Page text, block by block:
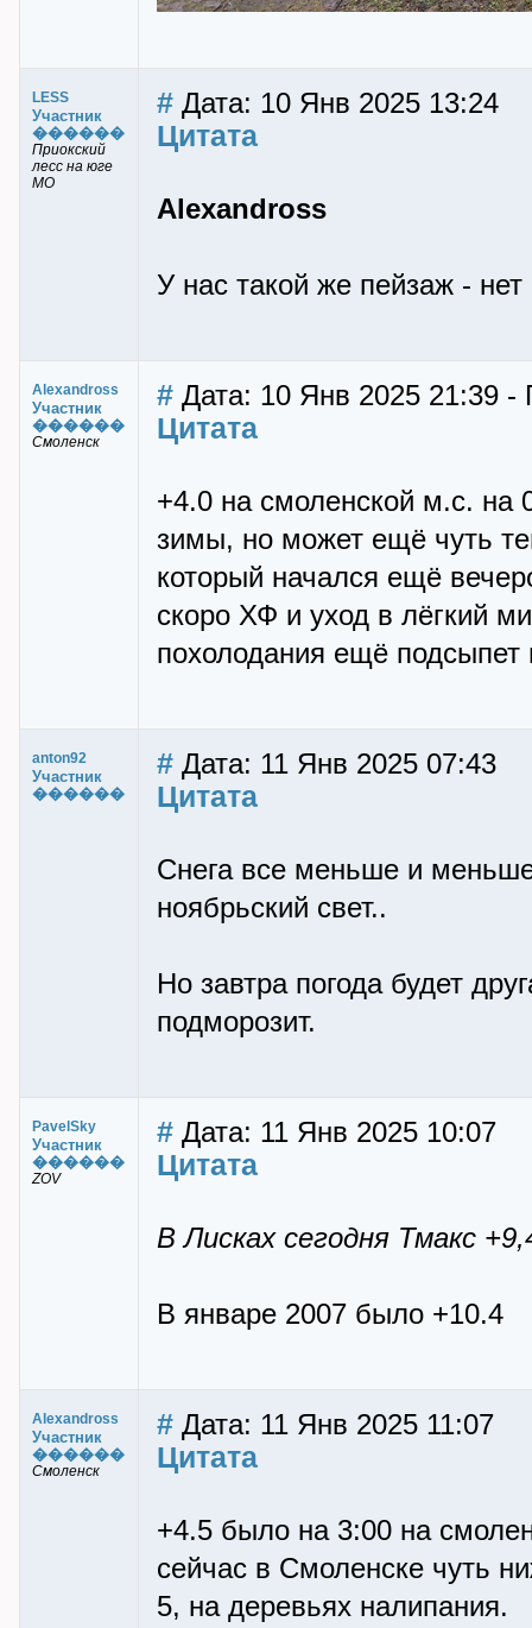
LESS
Участник
������
Приокский
лесс на юге
МО
# Дата: 10 Янв 2025 13:24
Цитата
Alexandross
У нас такой же пейзаж - нет
Alexandross
Участник
������
Смоленск
# Дата: 10 Янв 2025 21:39 -
Цитата
+4.0 на смоленской м.с.
зимы, но может ещё чуть
который начался ещё
скоро ХФ и уход в лёгкий
похолодания ещё подсыпет
anton92
Участник
������
# Дата: 11 Янв 2025 07:43
Цитата
Снега все меньше и
ноябрьский свет..
Но завтра погода будет
подморозит.
PavelSky
Участник
������
ZOV
# Дата: 11 Янв 2025 10:07
Цитата
В Лисках сегодня Тмакс
В январе 2007 было +10.4
Alexandross
Участник
������
Смоленск
# Дата: 11 Янв 2025 11:07
Цитата
+4.5 было на 3:00 на
сейчас в Смоленске чуть
5, на деревьях налипания.